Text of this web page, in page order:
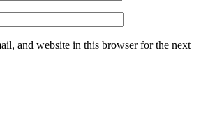
and website in this browser for the next